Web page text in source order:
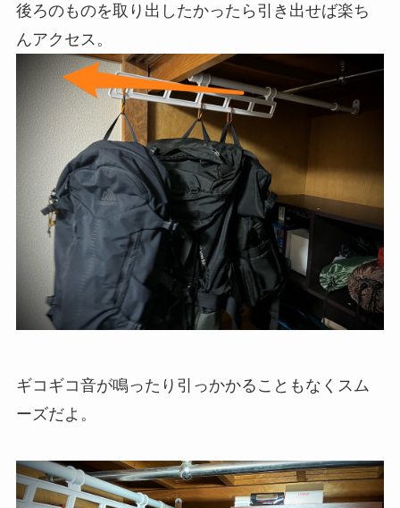
後ろのものを取り出したかったら引き出せば楽ち
んアクセス。
ギコギコ音が鳴ったり引っかかることもなくスム
ーズだよ。